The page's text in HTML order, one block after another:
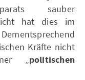
sauber
hat dies im
Kräfte nicht
„politischen